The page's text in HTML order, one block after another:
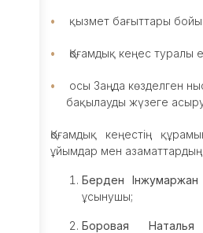
Kids Go Free
бойынша
Жарнамалық
жобалар
НеоНомад
Инвесторларға
Жаңалықтар
қызмет бағыттары
Қоғамдық кеңес туралы
осы Заңда көзделген
бақылауды жүзеге
Қоғамдық кеңестің
ұйымдар мен азаматтардың
Берден Інжумаржан
ұсынушы;
Боровая Наталья